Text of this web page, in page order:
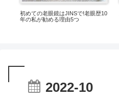
初めての老眼鏡はJINSで!老眼歴10
年の私が勧める理由5つ
2022-10